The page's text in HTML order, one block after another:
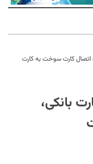
اتصال کارت سوخت به کارت
بانکی،